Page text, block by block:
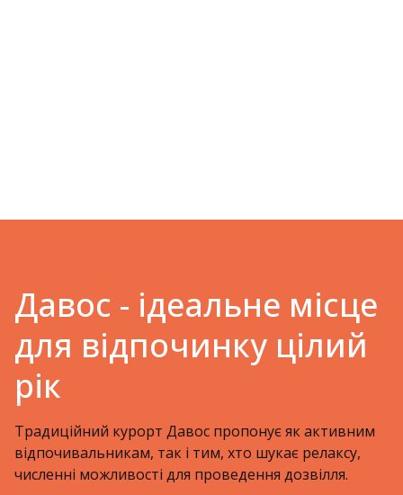
Давос - ідеальне місце
для відпочинку цілий
рік
Традиційний курорт Давос пропонує як активним
відпочивальникам, так і тим, хто шукає релаксу,
численні можливості для проведення дозвілля.